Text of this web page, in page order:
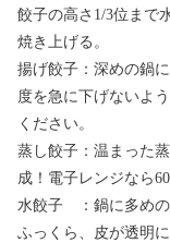
餃子の高さ1/3位まで
焼き上げる。
揚げ餃子：深めの鍋
度を急に下げないよ
ください。
蒸し餃子：温まった
成！電子レンジなら
水餃子 ：鍋に多めの
ふっくら、皮が透明